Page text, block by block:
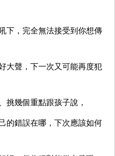
下，完全無法接受到你想傳
大聲，下一次又可能再度犯
挑幾個重點跟孩子說，
的錯誤在哪，下次應該如何